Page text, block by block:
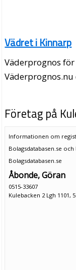
Vädret i Kinnarp
Väderprognos
Väderprognos.nu
Företag på
Informationen om
Bolagsdatabasen.se
Bolagsdatabasen.se
Åbonde, Göran
0515-33607
Kulebacken 2 Lgh 1101,